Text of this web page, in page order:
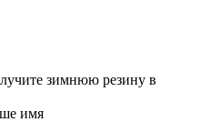
зимнюю резину в
имя